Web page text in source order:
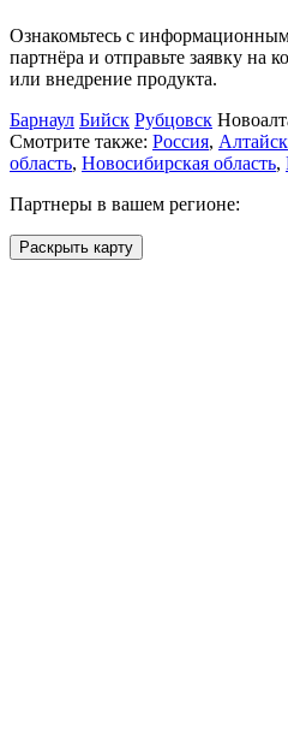
Ознакомьтесь с
партнёра и отправьте заявку на
или внедрение продукта.
Барнаул Бийск Рубцовск
Смотрите также: Россия,
область, Новосибирская область,
Партнеры в вашем регионе:
Раскрыть карту